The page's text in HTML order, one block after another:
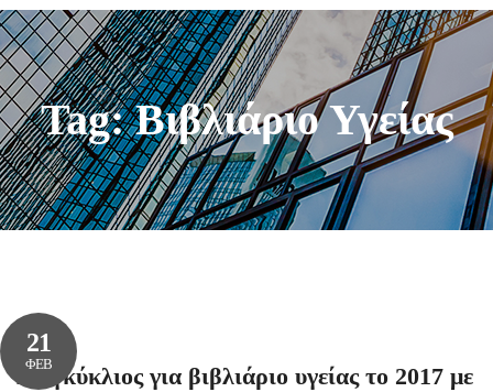
Tag: Βιβλιάριο Υγείας
21
ΦΕΒ
Η εγκύκλιος για βιβλιάριο υγείας το 2017 με